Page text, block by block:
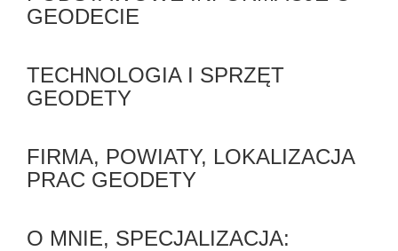
GEODECIE
TECHNOLOGIA I SPRZĘT
GEODETY
FIRMA, POWIATY, LOKALIZACJA
PRAC GEODETY
O MNIE, SPECJALIZACJA: